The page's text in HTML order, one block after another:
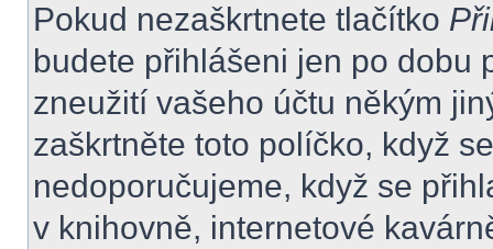
Pokud nezaškrtnete tlačítko
budete přihlášeni jen po dobu
zneužití vašeho účtu někým
zaškrtněte toto políčko, když
nedoporučujeme, když se
v knihovně, internetové